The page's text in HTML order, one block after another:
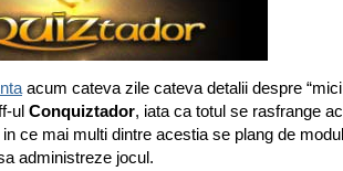
acum cateva zile cateva detalii despre
ul Conquiztador, iata ca totul se rasfrange
ce mai multi dintre acestia se plang de
administreze jocul.